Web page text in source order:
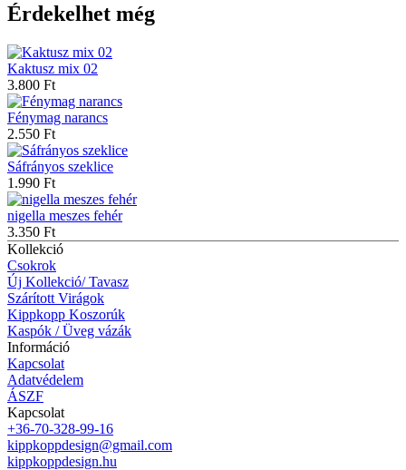
Érdekelhet még
Kaktusz mix 02
3.800 Ft
Fénymag narancs
2.550 Ft
Sáfrányos szeklice
1.990 Ft
nigella meszes fehér
3.350 Ft
Kollekció
Csokrok
Új Kollekció/ Tavasz
Szárított Virágok
Kippkopp Koszorúk
Kaspók / Üveg vázák
Információ
Kapcsolat
Adatvédelem
ÁSZF
Kapcsolat
+36-70-328-99-16
kippkoppdesign@gmail.com
kippkoppdesign.hu